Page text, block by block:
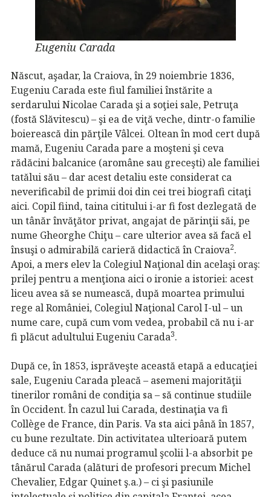
Eugeniu Carada
Născut, aşadar, la Craiova, în 29 noiembrie 1836,
Eugeniu Carada este fiul familiei înstărite a
serdarului Nicolae Carada şi a soţiei sale, Petruţa
(fostă Slăvitescu) – şi ea de viţă veche, dintr-o familie
boierească din părţile Vâlcei. Oltean în mod cert după
mamă, Eugeniu Carada pare a moşteni şi ceva
rădăcini balcanice (aromâne sau greceşti) ale familiei
tatălui său – dar acest detaliu este considerat ca
neverificabil de primii doi din cei trei biografi citaţi
aici. Copil fiind, taina cititului i-ar fi fost dezlegată de
un tânăr învăţător privat, angajat de părinţii săi, pe
nume Gheorghe Chiţu – care ulterior avea să facă el
însuşi o admirabilă carieră didactică în Craiova2.
Apoi, a mers elev la Colegiul Naţional din acelaşi oraş:
prilej pentru a menţiona aici o ironie a istoriei: acest
liceu avea să se numească, după moartea primului
rege al României, Colegiul Naţional Carol I-ul – un
nume care, cupă cum vom vedea, probabil că nu i-ar
fi plăcut adultului Eugeniu Carada3.
După ce, în 1853, isprăveşte această etapă a educaţiei
sale, Eugeniu Carada pleacă – asemeni majorităţii
tinerilor români de condiţia sa – să continue studiile
în Occident. În cazul lui Carada, destinaţia va fi
Collège de France, din Paris. Va sta aici până în 1857,
cu bune rezultate. Din activitatea ulterioară putem
deduce că nu numai programul şcolii l-a absorbit pe
tânărul Carada (alături de profesori precum Michel
Chevalier, Edgar Quinet ş.a.) – ci şi pasiunile